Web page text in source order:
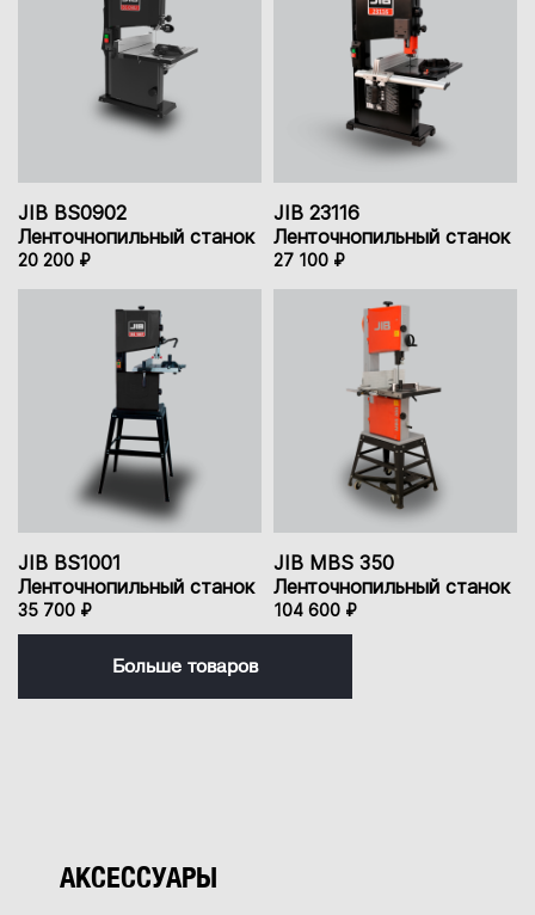
JIB BS0902
Ленточнопильный станок
20 200 ₽
JIB 23116
Ленточнопильный станок
27 100 ₽
JIB BS1001
Ленточнопильный станок
35 700 ₽
JIB MBS 350
Ленточнопильный станок
104 600 ₽
Больше товаров
АКСЕССУАРЫ